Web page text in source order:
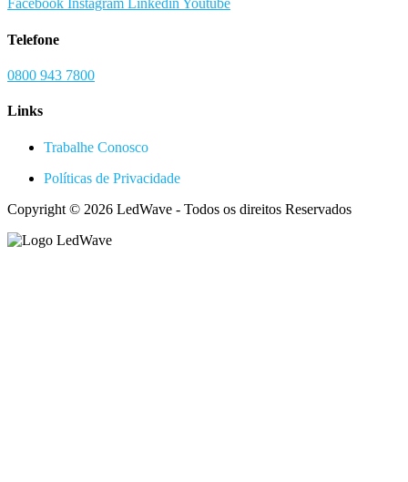
Facebook Instagram Linkedin Youtube
Telefone
0800 943 7800
Links
Trabalhe Conosco
Políticas de Privacidade
Copyright © 2026 LedWave - Todos os direitos Reservados